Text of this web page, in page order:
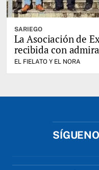
SARIEGO
La Asociación de
recibida con
EL FIELATO Y EL NORA